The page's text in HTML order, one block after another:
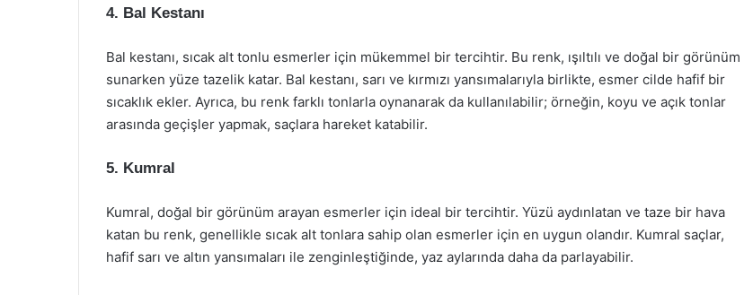
4. Bal Kestanı
Bal kestanı, sıcak alt tonlu esmerler için mükemmel bir tercihtir. Bu renk, ışıltılı ve doğal bir görünüm
sunarken yüze tazelik katar. Bal kestanı, sarı ve kırmızı yansımalarıyla birlikte, esmer cilde hafif bir
sıcaklık ekler. Ayrıca, bu renk farklı tonlarla oynanarak da kullanılabilir; örneğin, koyu ve açık tonlar
arasında geçişler yapmak, saçlara hareket katabilir.
5. Kumral
Kumral, doğal bir görünüm arayan esmerler için ideal bir tercihtir. Yüzü aydınlatan ve taze bir hava
katan bu renk, genellikle sıcak alt tonlara sahip olan esmerler için en uygun olandır. Kumral saçlar,
hafif sarı ve altın yansımaları ile zenginleştiğinde, yaz aylarında daha da parlayabilir.